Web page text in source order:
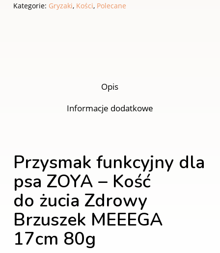
Kategorie: Gryzaki, Kości, Polecane
Opis
Informacje dodatkowe
Przysmak funkcyjny dla
psa ZOYA – Kość
do żucia Zdrowy
Brzuszek MEEEGA
17cm 80g